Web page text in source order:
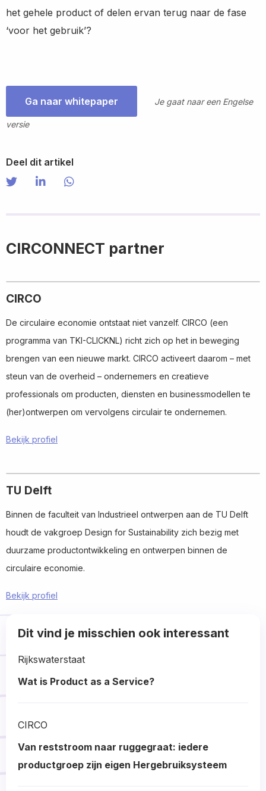
het gehele product of delen ervan terug naar de fase
‘voor het gebruik’?
Ga naar whitepaper Je gaat naar een Engelse
versie
Deel dit artikel
Share on Twitter
ShareShare on LinkedIn
ShareShare via WhatsApp
Share
CIRCONNECT partner
CIRCO
De circulaire economie ontstaat niet vanzelf. CIRCO (een
programma van TKI-CLICKNL) richt zich op het in beweging
brengen van een nieuwe markt. CIRCO activeert daarom – met
steun van de overheid – ondernemers en creatieve
professionals om producten, diensten en businessmodellen te
(her)ontwerpen om vervolgens circulair te ondernemen.
Bekijk profiel
about
TU Delft
Binnen de faculteit van Industrieel ontwerpen aan de TU Delft
houdt de vakgroep Design for Sustainability zich bezig met
duurzame productontwikkeling en ontwerpen binnen de
circulaire economie.
Bekijk profiel
more
Dit vind je misschien ook interessant
Rijkswaterstaat
Wat is Product as a Service?
more
CIRCO
Van reststroom naar ruggegraat: iedere
productgroep zijn eigen Hergebruiksysteem